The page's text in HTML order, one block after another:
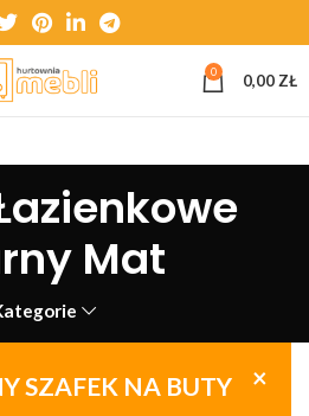
0 0,00 ZŁ
Mat
×
SZAFEK NA BUTY